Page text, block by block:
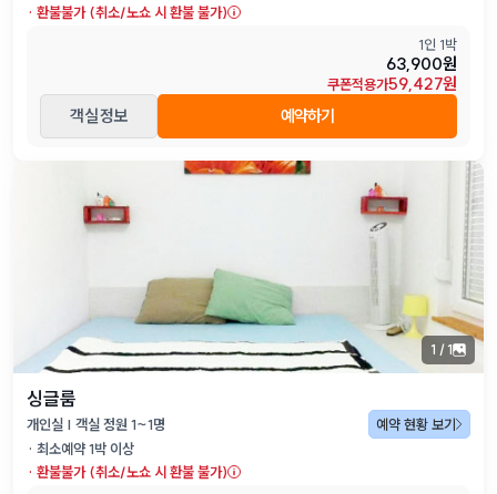
· 환불불가 (취소/노쇼 시 환불 불가)
1인 1박
63,900원
쿠폰적용가59,427원
객실 정보
예약하기
1 / 1
싱글룸
개인실 | 객실 정원 1~1명
예약 현황 보기
· 최소예약1박 이상
· 환불불가 (취소/노쇼 시 환불 불가)